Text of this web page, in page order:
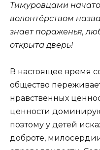
Тимуровцами
волонтёрством
знает пораженья,
открыта дверь!
В настоящее время
общество
нравственных
ценности
поэтому у детей
доброте,